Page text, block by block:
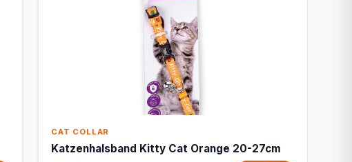
CAT COLLAR
Katzenhalsband Kitty Cat Orange 20-27cm